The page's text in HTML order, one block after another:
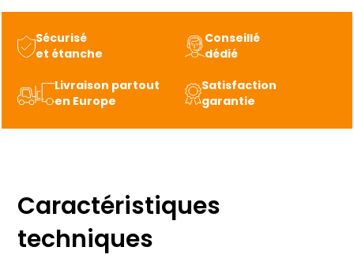
Sécurisé
et étanche
Conseillé
dédié
Livraison partout
en Europe
Satisfaction
garantie
Caractéristiques
techniques